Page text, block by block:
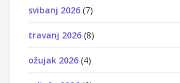
svibanj 2026 (7)
travanj 2026 (8)
ožujak 2026 (4)